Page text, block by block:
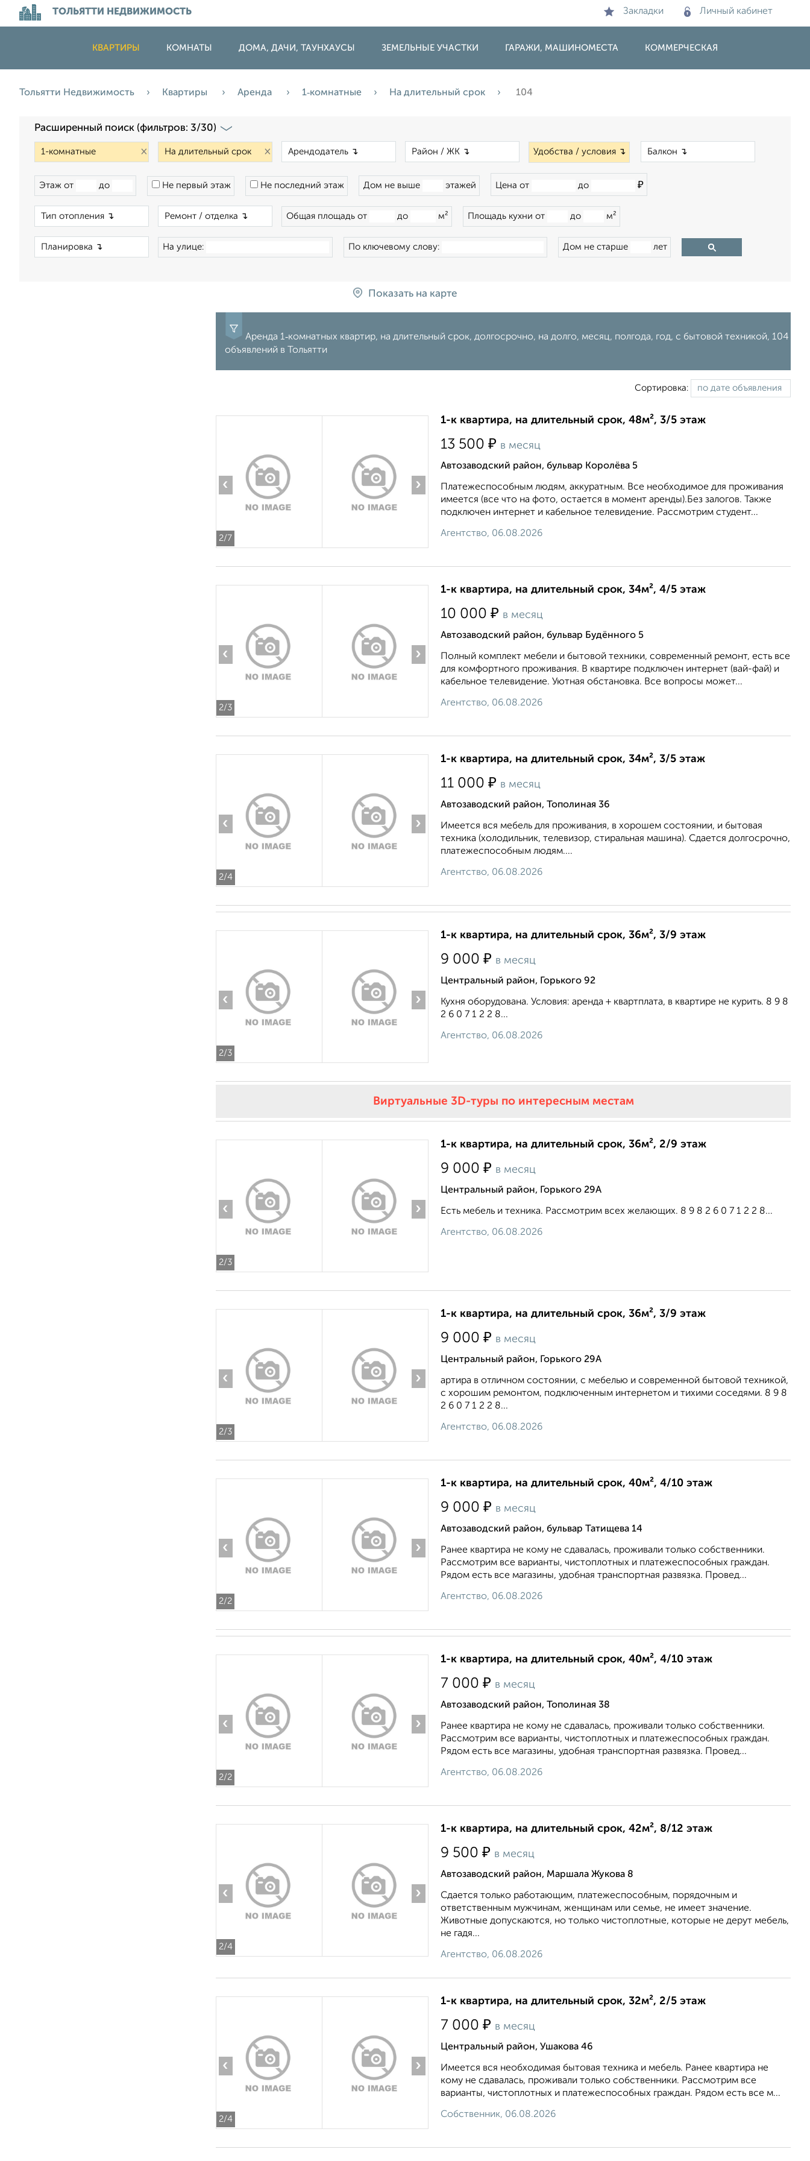
ТОЛЬЯТТИ НЕДВИЖИМОСТЬ Закладки Личный кабинет
КВАРТИРЫ КОМНАТЫ ДОМА, ДАЧИ, ТАУНХАУСЫ ЗЕМЕЛЬНЫЕ УЧАСТКИ ГАРАЖИ, МАШИНОМЕСТА КОММЕРЧЕСКАЯ
Тольятти Недвижимость Квартиры Аренда 1‑комнатные На длительный срок 104
Расширенный поиск (фильтров: 3/30)
× × Удобства / условия ↴
Этаж от до Не первый этаж Не последний этаж Дом не выше этажей Цена от до ₽
Общая площадь от до м² Площадь кухни от до м²
На улице: По ключевому слову: Дом не старше лет
Показать на карте
Аренда 1‑комнатных квартир, на длительный срок, долгосрочно, на долго, месяц, полгода, год, с бытовой техникой, 104
объявлений в Тольятти
Сортировка:
2/7
‹ ›
1-к квартира, на длительный срок, 48м², 3/5 этаж
13 500 ₽ в месяц
Автозаводский район, бульвар Королёва 5
Платежеспособным людям, аккуратным. Все необходимое для проживания
имеется (все что на фото, остается в момент аренды).Без залогов. Также
подключен интернет и кабельное телевидение. Рассмотрим студент...
Агентство, 06.08.2026
2/3
‹ ›
1-к квартира, на длительный срок, 34м², 4/5 этаж
10 000 ₽ в месяц
Автозаводский район, бульвар Будённого 5
Полный комплект мебели и бытовой техники, современный ремонт, есть все
для комфортного проживания. В квартире подключен интернет (вай-фай) и
кабельное телевидение. Уютная обстановка. Все вопросы может...
Агентство, 06.08.2026
2/4
‹ ›
1-к квартира, на длительный срок, 34м², 3/5 этаж
11 000 ₽ в месяц
Автозаводский район, Тополиная 36
Имеется вся мебель для проживания, в хорошем состоянии, и бытовая
техника (холодильник, телевизор, стиральная машина). Сдается долгосрочно,
платежеспособным людям....
Агентство, 06.08.2026
2/3
‹ ›
1-к квартира, на длительный срок, 36м², 3/9 этаж
9 000 ₽ в месяц
Центральный район, Горького 92
Кухня оборудована. Условия: аренда + квартплата, в квартире не курить. 8 9 8
2 6 0 7 1 2 2 8...
Агентство, 06.08.2026
Виртуальные 3D-туры по интересным местам
2/3
‹ ›
1-к квартира, на длительный срок, 36м², 2/9 этаж
9 000 ₽ в месяц
Центральный район, Горького 29А
Есть мебель и техника. Рассмотрим всех желающих. 8 9 8 2 6 0 7 1 2 2 8...
Агентство, 06.08.2026
2/3
‹ ›
1-к квартира, на длительный срок, 36м², 3/9 этаж
9 000 ₽ в месяц
Центральный район, Горького 29А
артира в отличном состоянии, с мебелью и современной бытовой техникой,
с хорошим ремонтом, подключенным интернетом и тихими соседями. 8 9 8
2 6 0 7 1 2 2 8...
Агентство, 06.08.2026
2/2
‹ ›
1-к квартира, на длительный срок, 40м², 4/10 этаж
9 000 ₽ в месяц
Автозаводский район, бульвар Татищева 14
Ранее квартира не кому не сдавалась, проживали только собственники.
Рассмотрим все варианты, чистоплотных и платежеспособных граждан.
Рядом есть все магазины, удобная транспортная развязка. Провед...
Агентство, 06.08.2026
2/2
‹ ›
1-к квартира, на длительный срок, 40м², 4/10 этаж
7 000 ₽ в месяц
Автозаводский район, Тополиная 38
Ранее квартира не кому не сдавалась, проживали только собственники.
Рассмотрим все варианты, чистоплотных и платежеспособных граждан.
Рядом есть все магазины, удобная транспортная развязка. Провед...
Агентство, 06.08.2026
2/4
‹ ›
1-к квартира, на длительный срок, 42м², 8/12 этаж
9 500 ₽ в месяц
Автозаводский район, Маршала Жукова 8
Сдается только работающим, платежеспособным, порядочным и
ответственным мужчинам, женщинам или семье, не имеет значение.
Животные допускаются, но только чистоплотные, которые не дерут мебель,
не гадя...
Агентство, 06.08.2026
2/4
‹ ›
1-к квартира, на длительный срок, 32м², 2/5 этаж
7 000 ₽ в месяц
Центральный район, Ушакова 46
Имеется вся необходимая бытовая техника и мебель. Ранее квартира не
кому не сдавалась, проживали только собственники. Рассмотрим все
варианты, чистоплотных и платежеспособных граждан. Рядом есть все м...
Собственник, 06.08.2026